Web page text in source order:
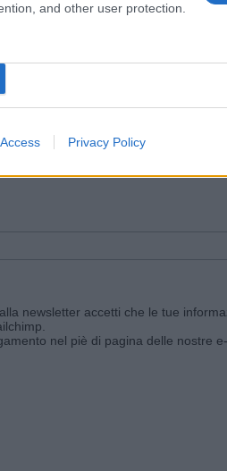
and other user protection.
Privacy Policy
|Pubblicità|Segnala
le ultime notizie pubblicate
newsletter accetti che le tue
nel piè di pagina delle nostre e-